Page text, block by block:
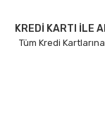
KREDİ KARTI İLE
Tüm Kredi